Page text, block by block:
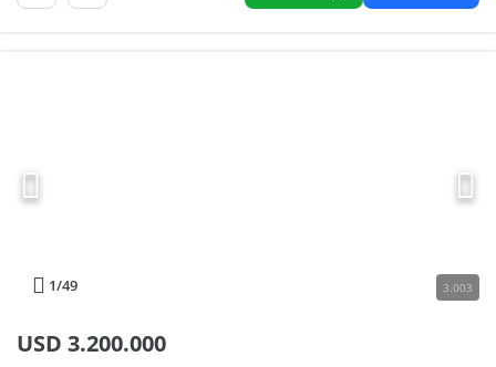
1/49 3.003
USD 3.200.000